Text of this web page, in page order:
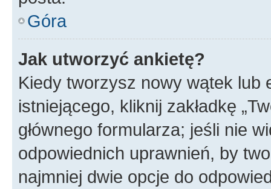
Góra
Jak utworzyć ankietę?
Kiedy tworzysz nowy wątek lub
istniejącego, kliknij zakładkę
głównego formularza; jeśli nie
odpowiednich uprawnień, by
najmniej dwie opcje do